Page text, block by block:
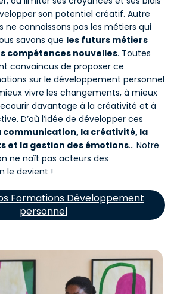
son potentiel créatif. Autre
ne connaissons pas les métiers qui
savons que les futurs métiers
compétences nouvelles. Toutes
convaincus de proposer ce
sur le développement personnel
vivre les changements, à mieux
davantage à la créativité et à
D’où l’idée de développer ces
la créativité, la
et la gestion des émotions… Notre
ne naît pas acteurs des
le devient !
Formations Développement
personnel